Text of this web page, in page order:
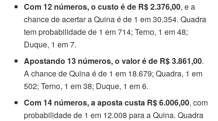
Com 12 números, o custo é de R$ 2.376,00, e a
chance de acertar a Quina é de 1 em 30.354. Quadra
tem probabilidade de 1 em 714; Terno, 1 em 48;
Duque, 1 em 7.
Apostando 13 números, o valor é de R$ 3.861,00.
A chance de Quina é de 1 em 18.679; Quadra, 1 em
502; Terno, 1 em 38; Duque, 1 em 6.
Com 14 números, a aposta custa R$ 6.006,00, com
probabilidade de 1 em 12.008 para a Quina. Quadra